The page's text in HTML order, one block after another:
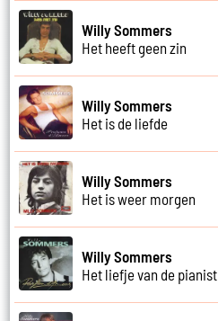
Willy Sommers
Het heeft geen zin
Willy Sommers
Het is de liefde
Willy Sommers
Het is weer morgen
Willy Sommers
Het liefje van de pianist